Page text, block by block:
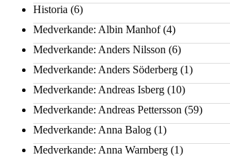
Historia (6)
Medverkande: Albin Manhof(4)
Medverkande: Anders Nilsson (6)
Medverkande: Anders Söderberg (1)
Medverkande: Andreas Isberg (10)
Medverkande: Andreas Pettersson (59)
Medverkande: Anna Balog (1)
Medverkande: Anna Warnberg (1)